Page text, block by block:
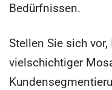
Bedürfnissen.
Stellen Sie sich
vielschichtiger